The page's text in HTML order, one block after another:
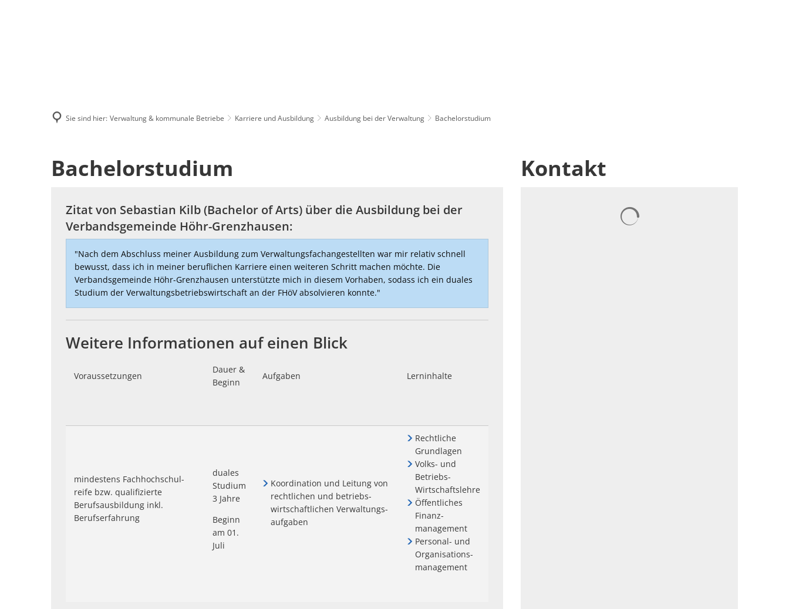
Sie sind hier: Verwaltung & kommunale Betriebe Karriere und Ausbildung Ausbildung bei der Verwaltung Bachelorstudium
Bachelorstudium
Bachelorstudium
Zitat von Sebastian Kilb (Bachelor of Arts) über die Ausbildung bei der
Verbandsgemeinde Höhr-Grenzhausen:
"Nach dem Abschluss meiner Ausbildung zum Verwaltungsfachangestellten war mir relativ schnell
bewusst, dass ich in meiner beruflichen Karriere einen weiteren Schritt machen möchte. Die
Verbandsgemeinde Höhr-Grenzhausen unterstützte mich in diesem Vorhaben, sodass ich ein duales
Studium der Verwaltungsbetriebswirtschaft an der FHöV absolvieren konnte."
Weitere Informationen auf einen Blick
Voraussetzungen
Dauer &
Beginn
Aufgaben Lerninhalte
mindestens Fachhochschul-
reife bzw. qualifizierte
Berufsausbildung inkl.
Berufserfahrung
duales
Studium
3 Jahre
Beginn
am 01.
Juli
Koordination und Leitung von
rechtlichen und betriebs-
wirtschaftlichen Verwaltungs-
aufgaben
Rechtliche
Grundlagen
Volks- und
Betriebs-
Wirtschaftslehre
Öffentliches
Finanz-
management
Personal- und
Organisations-
management
Kontakt